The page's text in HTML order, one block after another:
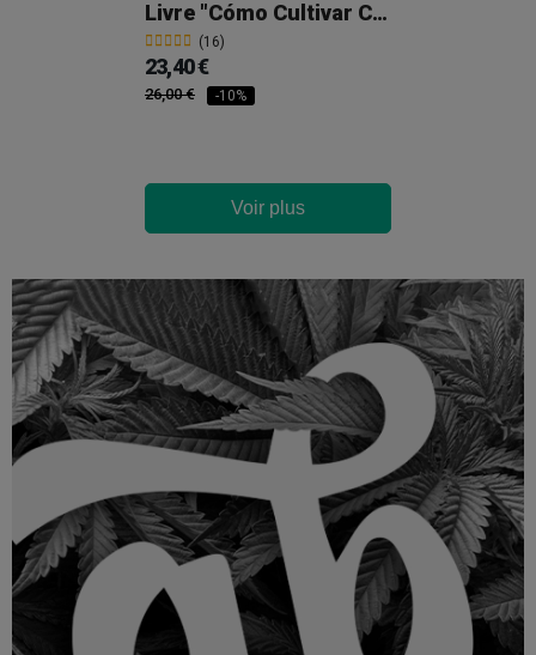
Livre "Cómo Cultivar Cannabis En Interior 2.0"
(16)
23,40 €
26,00 € -10%
Voir plus